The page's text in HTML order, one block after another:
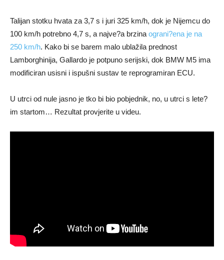
Talijan stotku hvata za 3,7 s i juri 325 km/h, dok je Nijemcu do
100 km/h potrebno 4,7 s, a najve?a brzinaograni?ena je na
250 km/h. Kako bi se barem malo ublažila prednost
Lamborghinija, Gallardo je potpuno serijski, dok BMW M5 ima
modificiran usisni i ispušni sustav te reprogramiran ECU.
U utrci od nule jasno je tko bi bio pobjednik, no, u utrci s lete?
im startom… Rezultat provjerite u videu.